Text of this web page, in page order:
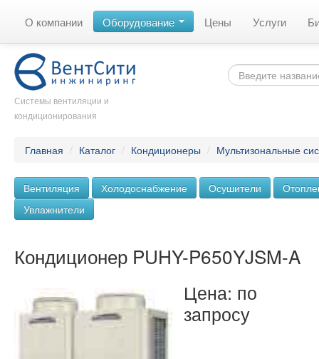
О компании Оборудование Цены Услуги
Системы вентиляции и
кондиционирования
Главная / Каталог / Кондиционеры / Мультизональные
Вентиляция Холодоснабжение Осушители
Увлажнители
Кондиционер PUHY-P650YJSM-A
Цена: по
запросу